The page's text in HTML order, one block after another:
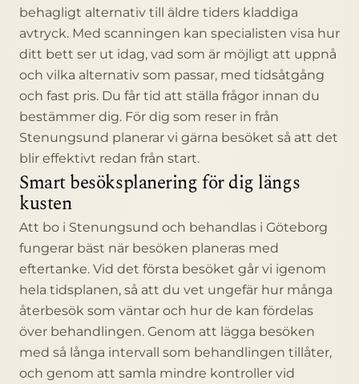
behagligt alternativ till äldre tiders kladdiga
avtryck. Med scanningen kan specialisten visa hur
ditt bett ser ut idag, vad som är möjligt att uppnå
och vilka alternativ som passar, med tidsåtgång
och fast pris. Du får tid att ställa frågor innan du
bestämmer dig. För dig som reser in från
Stenungsund planerar vi gärna besöket så att det
blir effektivt redan från start.
Smart besöksplanering för dig längs
kusten
Att bo i Stenungsund och behandlas i Göteborg
fungerar bäst när besöken planeras med
eftertanke. Vid det första besöket går vi igenom
hela tidsplanen, så att du vet ungefär hur många
återbesök som väntar och hur de kan fördelas
över behandlingen. Genom att lägga besöken
med så långa intervall som behandlingen tillåter,
och genom att samla mindre kontroller vid